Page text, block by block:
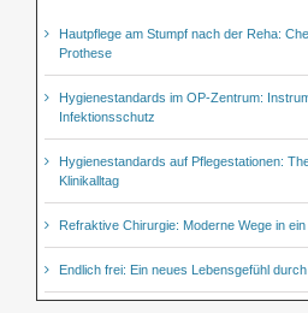
Hautpflege am Stumpf nach der Reha:
Prothese
Hygienestandards im OP-Zentrum:
Infektionsschutz
Hygienestandards auf Pflegestationen:
Klinikalltag
Refraktive Chirurgie: Moderne Wege in
Endlich frei: Ein neues Lebensgefühl